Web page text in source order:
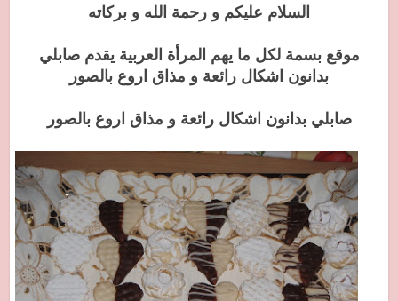
السلام عليكم و رحمة الله و بركاته
موقع بسمة لكل ما يهم المرأة العربية يقدم صابلي
بدانون اشكال رائعة و مذاق اروع بالصور
صابلي بدانون اشكال رائعة و مذاق اروع بالصور